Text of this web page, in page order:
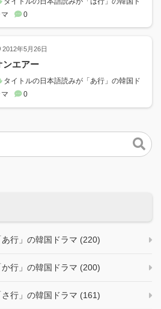
0
2012年5月26日
ンエアー
タイトルの日本語読みが「あ行」の韓国ド
0
行」の韓国ドラマ (220)
行」の韓国ドラマ (200)
行」の韓国ドラマ (161)